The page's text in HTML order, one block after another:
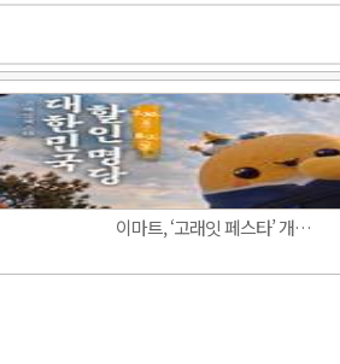
이마트, ‘고래잇 페스타’ 개…